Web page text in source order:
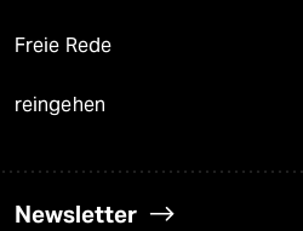
Freie Rede
reingehen
Newsletter